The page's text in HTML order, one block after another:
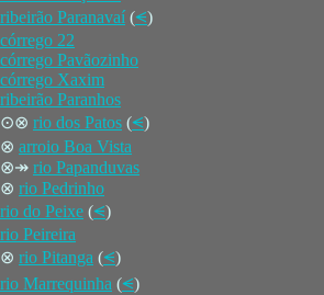
ribeirão Paranavaí (⪪)
córrego 22
córrego Pavãozinho
córrego Xaxim
ribeirão Paranhos
⊙⊗ rio dos Patos (⪪)
⊗ arroio Boa Vista
⊗↠ rio Papanduvas
⊗ rio Pedrinho
rio do Peixe (⪪)
rio Peireira
⊗ rio Pitanga (⪪)
rio Marrequinha (⪪)